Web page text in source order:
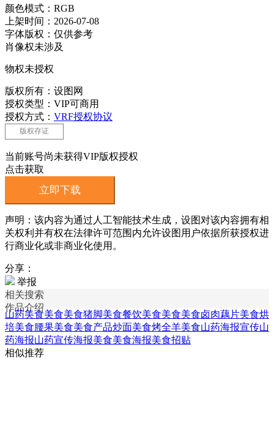
颜色模式：RGB
上架时间：2026-07-08
字体版权：仅供参考
肖像权未涉及
物权未授权
版权所有：设图网
授权类型：VIP可商用
授权方式： VRF授权协议
版权存证
当前账号尚未获得VIP版权授权
点击获取
立即下载
声明：该内容为通过人工智能技术生成，设图对该内容拥有相
关权利并有权在法律许可范围内允许设图用户依据所获授权进
行商业化或非商业化使用。
分享：
举报
相关搜索
作品介绍
山药美食美食美食猪脚美食餐饮美食美食美食卤肉藕片美食烘
培美食腰果美食美食产品炒面美食烤全羊美食山药海报宣传山
药海报山药宣传海报美食美食海报美食招贴
相似推荐